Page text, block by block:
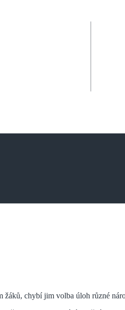
žáků, chybí jim volba úloh různé